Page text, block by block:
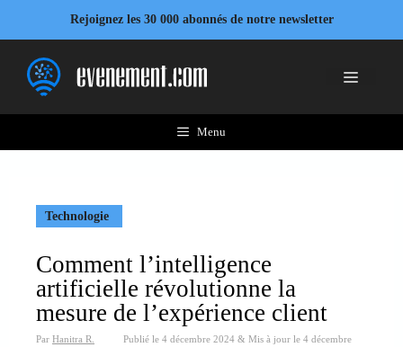
contenu
Rejoignez les 30 000 abonnés de notre newsletter
Menu
Menu
Technologie
Comment l’intelligence
artificielle révolutionne la
mesure de l’expérience client
Par Hanitra R. Publié le 4 décembre 2024 & Mis à jour le 4 décembre